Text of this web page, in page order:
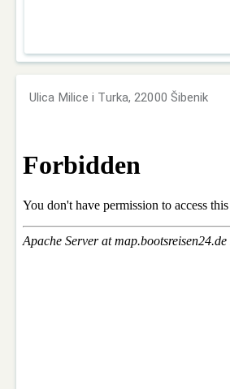
Ulica Milice i Turka, 22000 Šibenik